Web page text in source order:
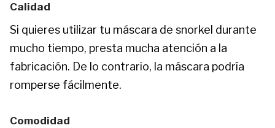
Calidad
Si quieres utilizar tu máscara de snorkel durante
mucho tiempo, presta mucha atención a la
fabricación. De lo contrario, la máscara podría
romperse fácilmente.
Comodidad